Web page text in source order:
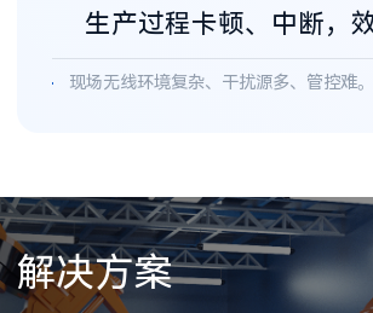
生产过程卡顿、中断，
现场无线环境复杂、干扰源多、管控难。
解决方案